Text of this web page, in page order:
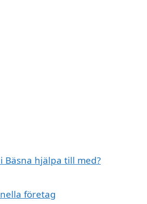
Bäsna hjälpa till med?
företag